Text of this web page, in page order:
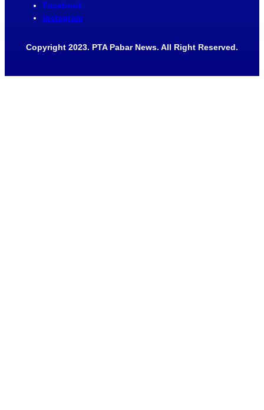
Facebook
Instagram
Copyright 2023. PTA Pabar News. All Right Reserved.